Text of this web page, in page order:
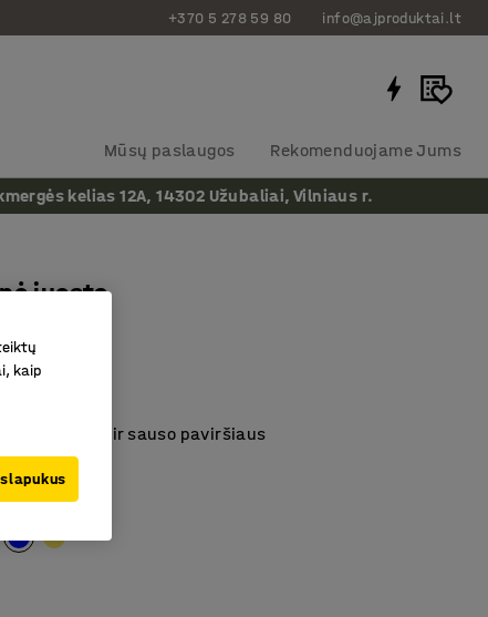
+370 5 278 59 80 info@ajproduktai.lt
Mūsų paslaugos Rekomenduojame Jums
kelias 12A, 14302 Užubaliai, Vilniaus r.
juosta
:230613
prie švaraus ir sauso paviršiaus
paviršius
kaip